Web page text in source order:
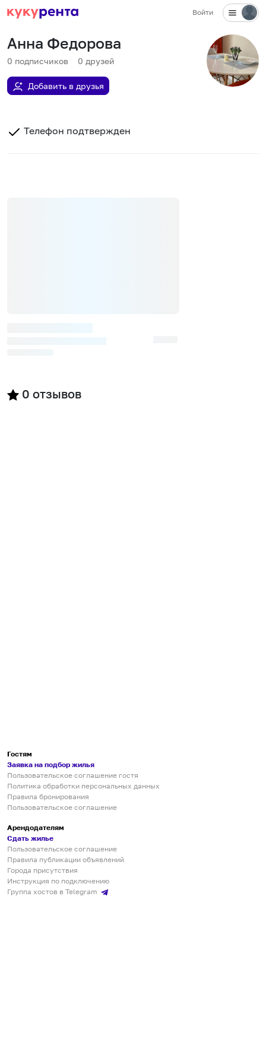
Войти
Анна Федорова
0 подписчиков 0 друзей
Добавить в друзья
Телефон подтвержден
0 отзывов
Гостям
Заявка на подбор жилья
Пользовательское соглашение гостя
Политика обработки персональных данных
Правила бронирования
Пользовательское соглашение
Арендодателям
Сдать жилье
Пользовательское соглашение
Правила публикации объявлений
Города присутствия
Инструкция по подключению
Группа хостов в Telegram